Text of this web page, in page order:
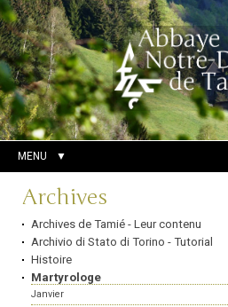
Aller
au
contenu.
|
Aller
à
la
navigation
Outils
personnels
Chercher par
Recherche
avancée…
MENU
Navigation
Archives
Archives de Tamié - Leur contenu
Archivio di Stato di Torino - Tutorial
Histoire
Martyrologe
Janvier